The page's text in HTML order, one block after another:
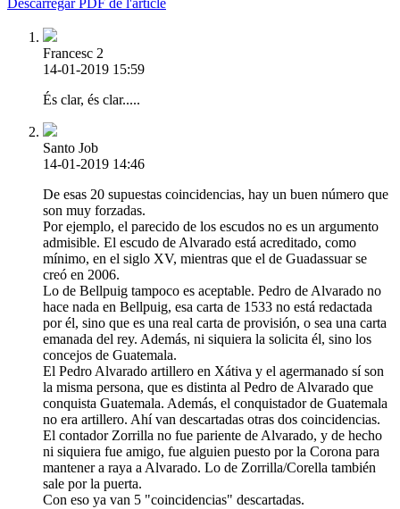
Francesc 2
14-01-2019 15:59
És clar, és clar.....
Santo Job
14-01-2019 14:46
De esas 20 supuestas coincidencias, hay un buen número que
son muy forzadas.
Por ejemplo, el parecido de los escudos no es un argumento
admisible. El escudo de Alvarado está acreditado, como
mínimo, en el siglo XV, mientras que el de Guadassuar se
creó en 2006.
Lo de Bellpuig tampoco es aceptable. Pedro de Alvarado no
hace nada en Bellpuig, esa carta de 1533 no está redactada
por él, sino que es una real carta de provisión, o sea una carta
emanada del rey. Además, ni siquiera la solicita él, sino los
concejos de Guatemala.
El Pedro Alvarado artillero en Xátiva y el agermanado sí son
la misma persona, que es distinta al Pedro de Alvarado que
conquista Guatemala. Además, el conquistador de Guatemala
no era artillero. Ahí van descartadas otras dos coincidencias.
El contador Zorrilla no fue pariente de Alvarado, y de hecho
ni siquiera fue amigo, fue alguien puesto por la Corona para
mantener a raya a Alvarado. Lo de Zorrilla/Corella también
sale por la puerta.
Con eso ya van 5 "coincidencias" descartadas.